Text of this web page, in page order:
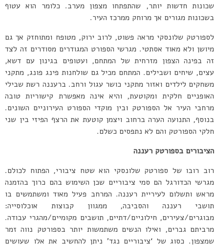
שכונות חדשות יותר, שהתפתחו מצפון מערב. כלומר הוא עטוף
בשכונות מגורים אך מרוחק ממרכז העיר.
לספורטק שלונסקי מראה פשוט, לרוב ירוק, מטופח ומתוחזק אך גם
מיושן ולא מאוד אסתטי. מגרשי הספורט המגודרים מסודרים זה לצד
זה בפינה הצפון מזרחית של המתחם, ועטופים בגינון עם דשא,
עצים, שיחים ושבילים. המתחם מכיל גם שולחנות פינג פונג, מתקני
משחקים לילדים ואזור מתקני כושר עגול ורחב. ברעננה רשת שבילי
האופניים חלקית ומקוטעת, והיא אינה מאפשרת קישוריות טובה
מרחבי העיר אל הספורטק ובין מוקדי הספורט העירוניים השונים.
בנוסף, התנועה הערה ברחוב ויצמן קוטעת את הרצף הפיזי בין שני
חלקי הספורטק והם לא נתפסים כשלם.
הציבורים בספורטק רעננה
רוב רובו של ספורטק שלונסקי הוא שטח ציבורי, הפתוח לכולם.
מגרשי הכדורגל הם סמי ציבוריים שכן השימוש בהם כרוך בהזמנה
מראש ותשלום לעיריית רעננה. המרחב פעיל מאוד ומשתמשים בו
תושבי רעננה והסביבה, ממגוון קבוצות אוכלוסייה:
מבוגרים/צעירים, חילוניים/דתיים, תושבים מקומיים/מהגרי עבודה.
מרביתם גברים, ואילו הנשים משתמשות יותר בספורטק נווה זמר
שמצפון. כסוג של ‘ציבוריים נגד’ ניתן להחשיב את אלו שעושים